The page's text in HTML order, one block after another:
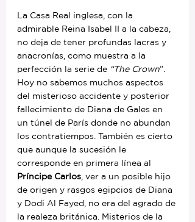
La Casa Real inglesa, con la
admirable Reina Isabel II a la cabeza,
no deja de tener profundas lacras y
anacronías, como muestra a la
perfección la serie de “The Crown”.
Hoy no sabemos muchos aspectos
del misterioso accidente y posterior
fallecimiento de Diana de Gales en
un túnel de París donde no abundan
los contratiempos. También es cierto
que aunque la sucesión le
corresponde en primera línea al
Príncipe Carlos , ver a un posible hijo
de origen y rasgos egipcios de Diana
y Dodi Al Fayed, no era del agrado de
la realeza británica. Misterios de la